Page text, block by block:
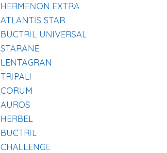
HERMENON EXTRA
ATLANTIS STAR
BUCTRIL UNIVERSAL
STARANE
LENTAGRAN
TRIPALI
CORUM
AUROS
HERBEL
BUCTRIL
CHALLENGE